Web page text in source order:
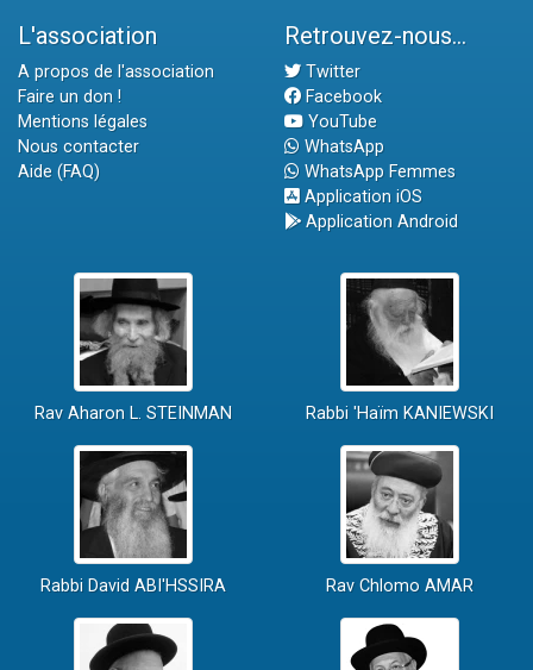
L'association
A propos de l'association
Faire un don !
Mentions légales
Nous contacter
Aide (FAQ)
Retrouvez-nous...
Twitter
Facebook
YouTube
WhatsApp
WhatsApp Femmes
Application iOS
Application Android
Rav Aharon L. STEINMAN Rabbi 'Haïm KANIEWSKI
Rabbi David ABI'HSSIRA Rav Chlomo AMAR